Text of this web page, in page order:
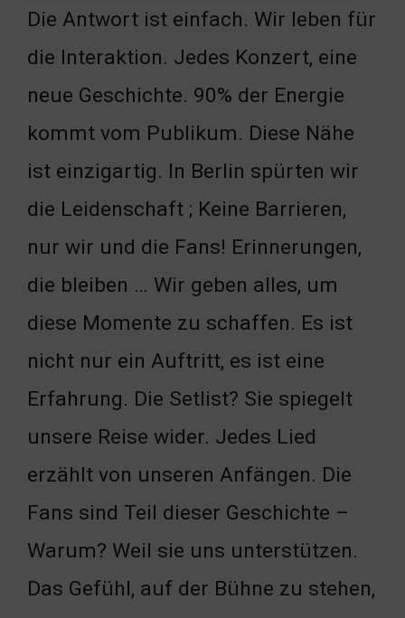
Die Antwort ist einfach. Wir leben für
die Interaktion. Jedes Konzert, eine
neue Geschichte. 90% der Energie
kommt vom Publikum. Diese Nähe
ist einzigartig. In Berlin spürten wir
die Leidenschaft ; Keine Barrieren,
nur wir und die Fans! Erinnerungen,
die bleiben … Wir geben alles, um
diese Momente zu schaffen. Es ist
nicht nur ein Auftritt, es ist eine
Erfahrung. Die Setlist? Sie spiegelt
unsere Reise wider. Jedes Lied
erzählt von unseren Anfängen. Die
Fans sind Teil dieser Geschichte –
Warum? Weil sie uns unterstützen.
Das Gefühl, auf der Bühne zu stehen,